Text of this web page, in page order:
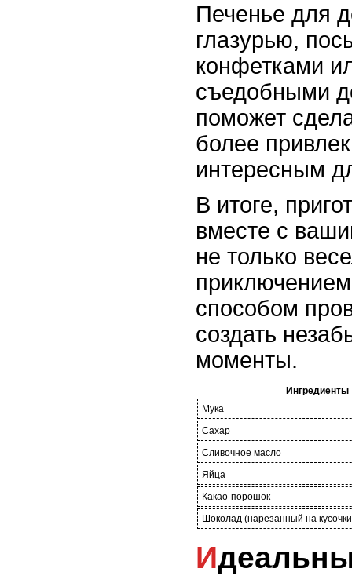
Печенье для
глазурью,
конфетками
съедобными
поможет
более
интересным
В итоге,
вместе с
не только
способом
создать
моменты.
Ингредиенты
Мука
Сахар
Сливочное масло
Яйца
Какао-порошок
Шоколад (нарезанный на
Идеальный десерт для